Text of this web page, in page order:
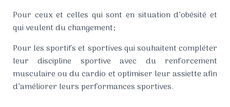
Pour ceux et celles qui sont en situation d’obésité et
qui veulent du changement;
Pour les sportifs et sportives qui souhaitent compléter
leur discipline sportive avec du renforcement
musculaire ou du cardio et optimiser leur assiette afin
d’améliorer leurs performances sportives.